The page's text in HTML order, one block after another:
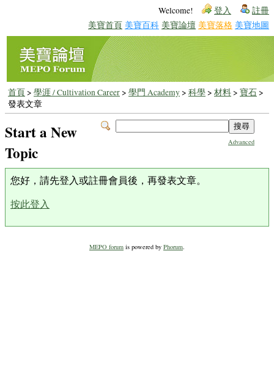
Welcome! 登入 註冊
美寶首頁 美寶百科 美寶論壇 美寶落格 美寶地圖
首頁> 學涯 / Cultivation Career> 學門 Academy> 科學> 材料> 寶石>
發表文章
Advanced
Start a New
Topic
您好，請先登入或註冊會員後，再發表文章。
按此登入
MEPO forum is powered by Phorum.